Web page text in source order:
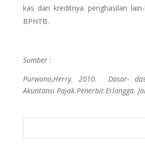
kas dan kreditnya penghasilan
BPHTB.
Sumber :
Purwono,Herry. 2010. Dasar-
Akuntansi Pajak.Penerbit Erlangga.